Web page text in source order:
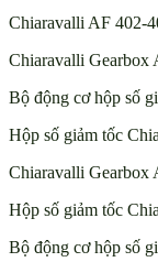
Chiaravalli AF 402-
Chiaravalli
Bộ động cơ hộp số
Hộp số giảm tốc
Chiaravalli
Hộp số giảm tốc
Bộ động cơ hộp số